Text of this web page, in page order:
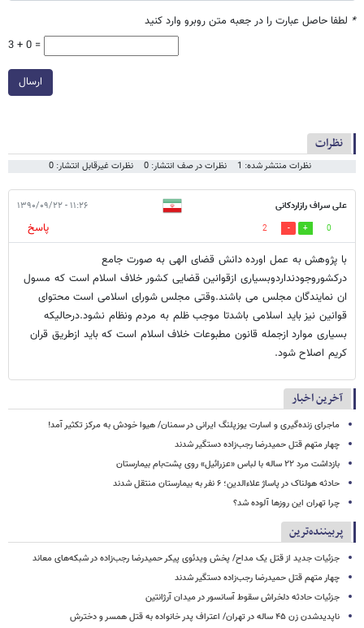
* لطفا حاصل عبارت را در جعبه متن روبرو وارد کنید
3 + 0 =
ارسال
نظرات
نظرات منتشر شده: 1 نظرات در صف انتشار: 0 نظرات غیرقابل انتشار: 0
علی سراف رازاردکانی ۱۱:۲۶ - ۱۳۹۰/۰۹/۲۲
0
2
پاسخ
با پژوهش به عمل اورده دانش قضای الهی به صورت جامع
درکشوروجودنداردوبسیاری ازقوانین قضایی کشور خلاف اسلام است که مسول
ان نمایندگان مجلس می باشند.وقتی مجلس شورای اسلامی است محتوای
قوانین نیز باید اسلامی باشدتا موجب ظلم به مردم ونظام نشود.درحالیکه
بسیاری موارد ازجمله قانون مطبوعات خلاف اسلام است که باید ازطریق قران
کریم اصلاح شود.
آخرین اخبار
ماجرای زنده‌گیری و اسارت یوزپلنگ ایرانی در سمنان/ هیوا خودش به مرکز تکثیر آمد!
چهار متهم قتل حمیدرضا رجب‌زاده دستگیر شدند
بازداشت مرد ۲۲ ساله با لباس «عزرائیل» روی پشت‌بام بیمارستان
حادثه هولناک در پاساژ علاءالدین؛ ۶ نفر به بیمارستان منتقل شدند
چرا تهران این روزها آلوده شد؟
پربیننده‌ترین
جزئیات جدید از قتل یک مداح/ پخش ویدئوی پیکر حمیدرضا رجب‌زاده در شبکه‌های معاند
چهار متهم قتل حمیدرضا رجب‌زاده دستگیر شدند
جزئیات حادثه دلخراش سقوط آسانسور در میدان آرژانتین
ناپدیدشدن زن ۴۵ ساله در تهران/ اعتراف پدر خانواده به قتل همسر و دخترش